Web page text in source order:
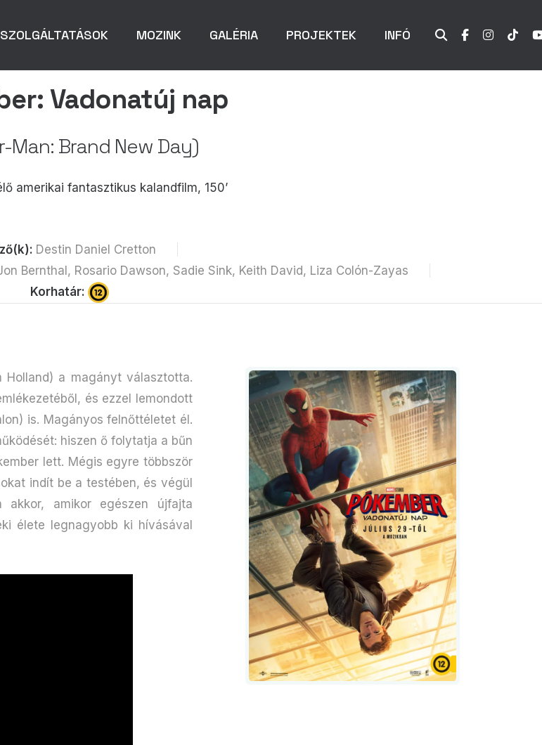
SZOLGÁLTATÁSOK MOZINK GALÉRIA PROJEKTEK INFÓ
Vadonatúj nap
Man: Brand New Day)
amerikai fantasztikus kalandfilm, 150’
Destin Daniel Cretton
Bernthal, Rosario Dawson, Sadie Sink, Keith David, Liza Colón-Zayas
Korhatár:
a magányt választotta.
és ezzel lemondott
is. Magányos felnőttéletet él.
hiszen ő folytatja a bűn
lett. Mégis egyre többször
indít be a testében, és végül
amikor egészen újfajta
élete legnagyobb ki hívásával